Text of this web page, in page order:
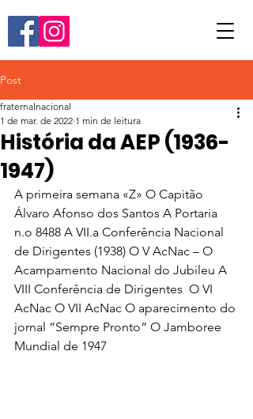
Post
História da AEP (1936-
1947)
fraternalnacional
1 de mar. de 2022 1 min de leitura
A primeira semana «Z» O Capitão
Álvaro Afonso dos Santos A Portaria
n.o 8488 A VII.a Conferência Nacional
de Dirigentes (1938) O V AcNac – O
Acampamento Nacional do Jubileu A
VIII Conferência de Dirigentes  O VI
AcNac O VII AcNac O aparecimento do
jornal “Sempre Pronto” O Jamboree
Mundial de 1947